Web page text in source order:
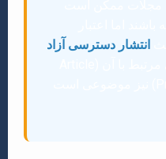
انتشار دسترسی آزاد